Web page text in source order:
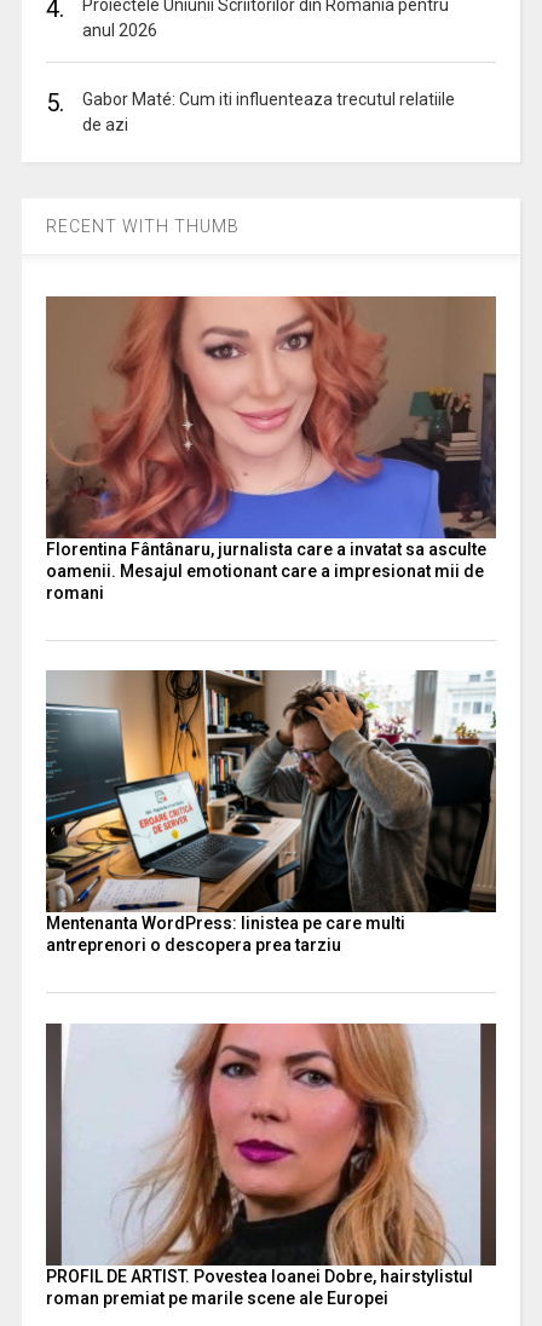
4.
Proiectele Uniunii Scriitorilor din Romania pentru
anul 2026
5.
Gabor Maté: Cum iti influenteaza trecutul relatiile
de azi
RECENT WITH THUMB
Florentina Fântânaru, jurnalista care a invatat sa asculte
oamenii. Mesajul emotionant care a impresionat mii de
romani
Mentenanta WordPress: linistea pe care multi
antreprenori o descopera prea tarziu
PROFIL DE ARTIST. Povestea Ioanei Dobre, hairstylistul
roman premiat pe marile scene ale Europei